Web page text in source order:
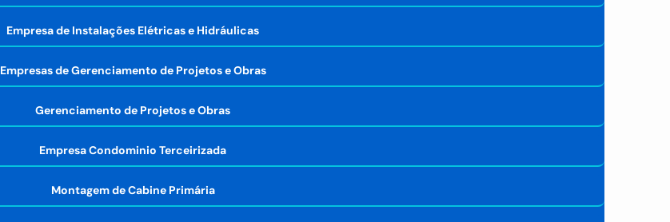
Empresa de Instalações Elétricas e Hidráulicas
Empresas de Gerenciamento de Projetos e Obras
Gerenciamento de Projetos e Obras
Empresa Condominio Terceirizada
Montagem de Cabine Primária